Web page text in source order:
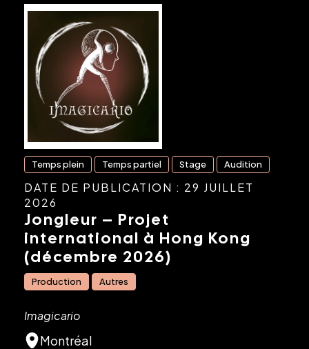
Temps plein Temps partiel Stage Audition
DATE DE PUBLICATION : 29 JUILLET
2026
Jongleur – Projet
international à Hong Kong
(décembre 2026)
Production Autres
Imagicario
Montréal